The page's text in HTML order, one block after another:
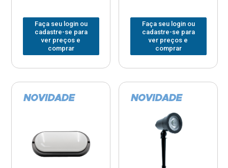
Faça seu login ou
cadastre-se para
ver preços e
comprar
Faça seu login ou
cadastre-se para
ver preços e
comprar